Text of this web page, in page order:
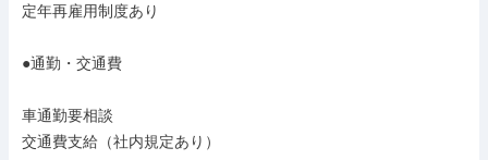
定年再雇用制度あり
●通勤・交通費
車通勤要相談
交通費支給（社内規定あり）